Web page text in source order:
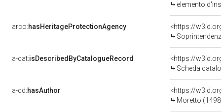
elemento
arco:hasHeritageProtectionAgency
<https://
a-cat:isDescribedByCatalogueRecord
<https://
Scheda
a-cd:hasAuthor
<https://
Moretto